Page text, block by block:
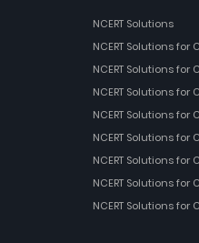
NCERT Solutions
NCERT Solutions for
NCERT Solutions for
NCERT Solutions for
NCERT Solutions for
NCERT Solutions for
NCERT Solutions for
NCERT Solutions for
NCERT Solutions for